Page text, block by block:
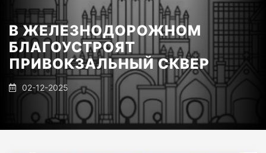
В ЖЕЛЕЗНОДОРОЖНОМ
БЛАГОУСТРОЯТ
ПРИВОКЗАЛЬНЫЙ СКВЕР
02-12-2025